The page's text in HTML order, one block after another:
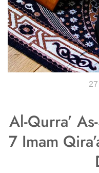
Al-Qurra’
7 Imam